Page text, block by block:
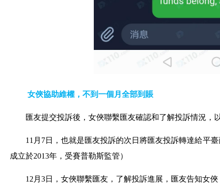
女俠協助維權，不到一個月全部到賬
匯友提交投訴後，女俠聯繫匯友確認和了解投訴情況，
11月7日，也就是匯友投訴的次日將匯友投訴轉達給平
成立於2013年，受賽普勒斯監管）
12月3日，女俠聯繫匯友，了解投訴進展，匯友告知女